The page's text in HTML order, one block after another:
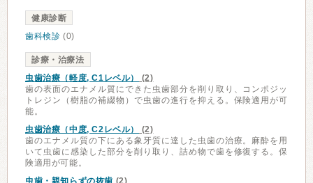
健康診断
歯科検診 (0)
診療・治療法
虫歯治療（軽度, C1レベル）
(2)
歯の表面のエナメル質にできた虫歯部分を削り取り、コンポジッ
トレジン（樹脂の補綴物）で虫歯の進行を抑える。保険適用が可
能。
虫歯治療（中度, C2レベル）
(2)
歯のエナメル質の下にある象牙質に達した虫歯の治療。麻酔を用
いて虫歯に感染した部分を削り取り、詰め物で歯を修復する。保
険適用が可能。
虫歯・親知らずの抜歯 (2)